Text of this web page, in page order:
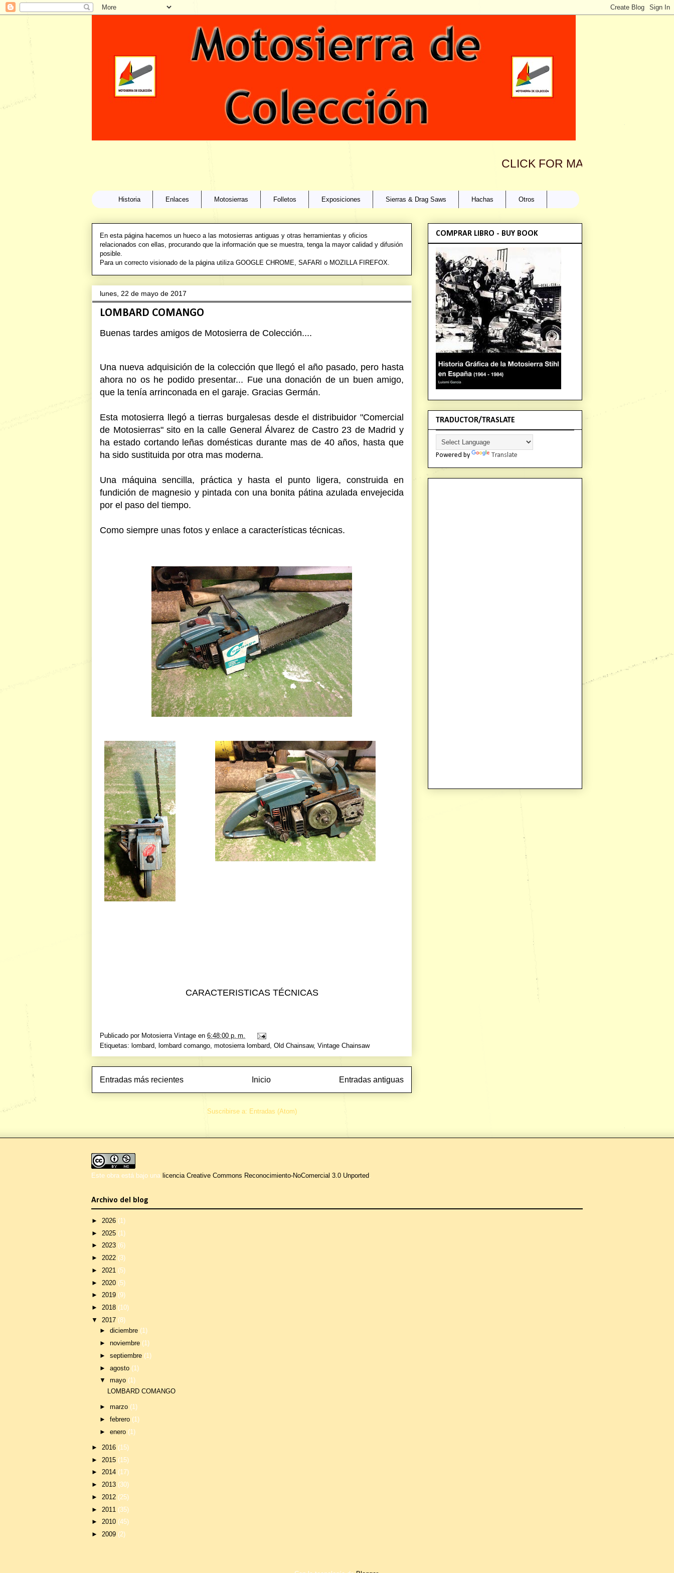
CLICK FOR MAIL TO:
Historia Enlaces Motosierras Folletos Exposiciones Sierras & Drag Saws Hachas Otros
En esta página hacemos un hueco a las motosierras antiguas y otras herramientas y oficios
relacionados con ellas, procurando que la información que se muestra, tenga la mayor calidad y difusión
posible.
Para un correcto visionado de la página utiliza GOOGLE CHROME, SAFARI o MOZILLA FIREFOX.
lunes, 22 de mayo de 2017
LOMBARD COMANGO
Buenas tardes amigos de Motosierra de Colección....
Una nueva adquisición de la colección que llegó el año pasado, pero hasta
ahora no os he podido presentar... Fue una donación de un buen amigo,
que la tenía arrinconada en el garaje. Gracias Germán.
Esta motosierra llegó a tierras burgalesas desde el distribuidor "Comercial
de Motosierras" sito en la calle General Álvarez de Castro 23 de Madrid y
ha estado cortando leñas domésticas durante mas de 40 años, hasta que
ha sido sustituida por otra mas moderna.
Una máquina sencilla, práctica y hasta el punto ligera, construida en
fundición de magnesio y pintada con una bonita pátina azulada envejecida
por el paso del tiempo.
Como siempre unas fotos y enlace a características técnicas.
CARACTERISTICAS TÉCNICAS
Publicado por Motosierra Vintage en 6:48:00 p. m.
Etiquetas: lombard lombard comango motosierra lombard Old Chainsaw, Vintage Chainsaw
Entradas más recientes Entradas antiguas
Inicio
Suscribirse a: Entradas (Atom)
COMPRAR LIBRO - BUY BOOK
TRADUCTOR/TRASLATE
Powered by Translate
Este obra está bajo una licencia Creative Commons Reconocimiento-NoComercial 3.0 Unported.
Archivo del blog
► 2026 (1)
► 2025 (1)
► 2023 (6)
► 2022 (3)
► 2021 (5)
► 2020 (5)
► 2019 (9)
► 2018 (10)
▼ 2017 (8)
► diciembre (1)
► noviembre (1)
► septiembre (1)
► agosto (1)
▼ mayo (1)
LOMBARD COMANGO
► marzo (1)
► febrero (1)
► enero (1)
► 2016 (15)
► 2015 (15)
► 2014 (17)
► 2013 (30)
► 2012 (25)
► 2011 (35)
► 2010 (45)
► 2009 (2)